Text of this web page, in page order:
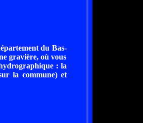
du Bas-
gravière, où vous
: la
la commune) et